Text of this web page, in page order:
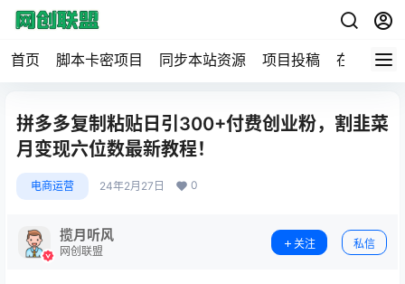
首页 脚本卡密项目 同步本站资源 项目投稿 在线工具
拼多多复制粘贴日引300+付费创业粉，割韭菜
月变现六位数最新教程！
电商运营 24年2月27日 0
揽月听风
网创联盟
关注 私信